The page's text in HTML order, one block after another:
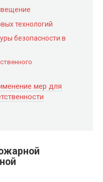
технологий
безопасности в
мер для